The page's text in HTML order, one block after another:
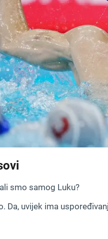
smo samog Luku?
Da, uvijek ima